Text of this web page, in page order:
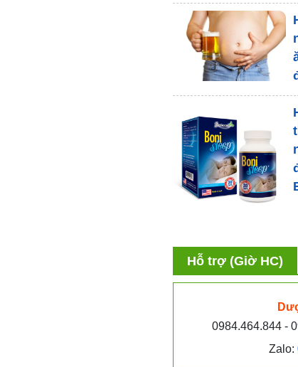
Hỗ trợ (Giờ HC)
0984.464.844 -
Zalo: